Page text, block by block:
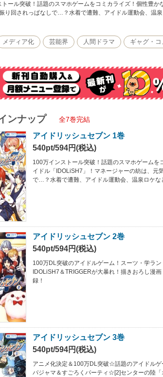
トール突破！話題のスマホゲームをコミカライズ！個性豊
り回されっぱなしで…？水着で遭難、アイドル運動会、温
メディア化 芸能界 人間ドラマ ギャグ・
ンナップ 全7巻完結
アイドリッシュセブン 1巻
540pt/594円(税込)
100万インストール突破！話題のスマホゲーム
イドル「IDOLiSH7」！マネージャーの紡は、元
で…？水着で遭難、アイドル運動会、温泉ロケな
アイドリッシュセブン 2巻
540pt/594円(税込)
100万DL突破のアイドルゲーム！スーツ・学ラ
IDOLiSH7＆TRIGGERが大暴れ！描きおろし漫
録！
アイドリッシュセブン 3巻
540pt/594円(税込)
アニメ化決定＆100万DL突破☆話題のアイドル
パジャマ＆すごろくパーティ☆[2]センターの陸